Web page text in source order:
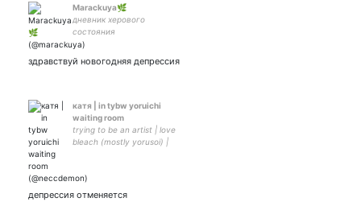
Marackuya🌿
дневник херового
состояния
здравствуй новогодняя депрессия
катя | in tybw yoruichi
waiting room
trying to be an artist | love
bleach (mostly yorusoi) |
депрессия отменяется